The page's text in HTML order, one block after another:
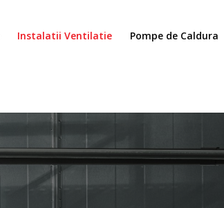
Instalatii Ventilatie Pompe de Caldura